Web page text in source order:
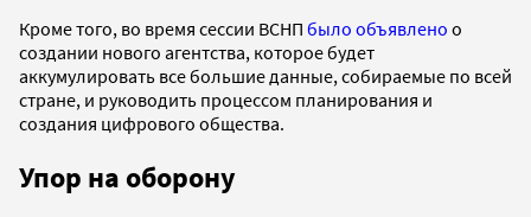
Кроме того, во время сессии ВСНП было объявлено о
создании нового агентства, которое будет
аккумулировать все большие данные, собираемые по всей
стране, и руководить процессом планирования и
создания цифрового общества.
Упор на оборону